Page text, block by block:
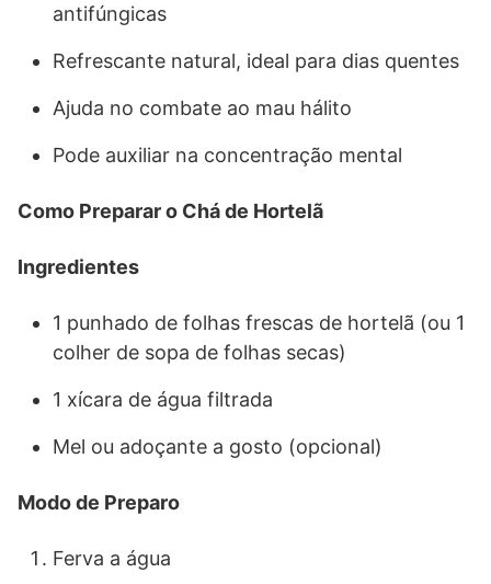
antifúngicas
Refrescante natural, ideal para dias quentes
Ajuda no combate ao mau hálito
Pode auxiliar na concentração mental
Como Preparar o Chá de Hortelã
Ingredientes
1 punhado de folhas frescas de hortelã (ou 1
colher de sopa de folhas secas)
1 xícara de água filtrada
Mel ou adoçante a gosto (opcional)
Modo de Preparo
Ferva a água